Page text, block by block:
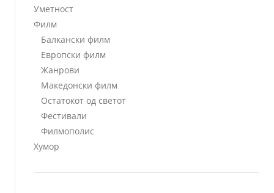
Уметност
Филм
Балкански филм
Европски филм
Жанрови
Македонски филм
Остатокот од светот
Фестивали
Филмополис
Хумор